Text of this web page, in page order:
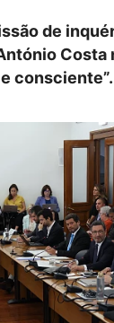
de
Costa
consciente”.